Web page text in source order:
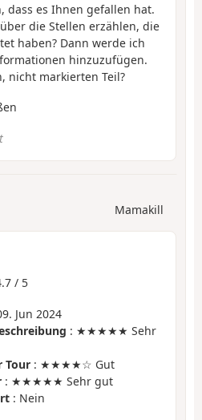
dass es Ihnen gefallen hat.
die Stellen erzählen, die
haben? Dann werde ich
hinzuzufügen.
nicht markierten Teil?
Mamakill
/ 5
Jun 2024
: ★★★★★ Sehr
Tour : ★★★★☆ Gut
: ★★★★★ Sehr gut
: Nein